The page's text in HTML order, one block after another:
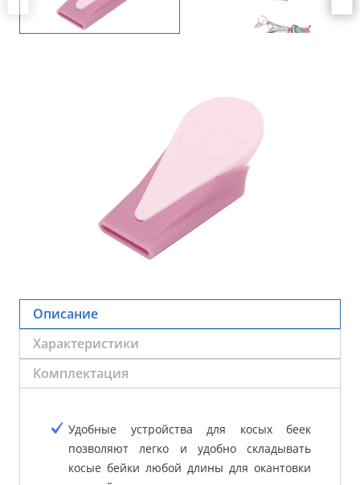
Описание
Характеристики
Комплектация
Удобные устройства для косых беек
позволяют легко и удобно складывать
косые бейки любой длины для окантовки